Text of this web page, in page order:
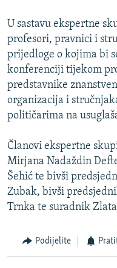
DNEVNO@RSE
SPECIJALI RSE
VIŠE OD NASLOVA
GENOCID U SREBRENICI
POPLAVE I KLIZIŠTA U BIH
TV LIBERTY
POST SCRIPTUM
MOJA EVROPA
TRI DECENIJE OD RATA U BIH
NASTANAK I RASPAD
PRATITE NAS
Sve RFE/RL stranice
U sastavu ekspertne
profesori, pravnici i
prijedloge o kojima bi
konferenciji tijekom
predstavnike
organizacija i
političarima na
Članovi ekspertne
Mirjana Nadaždin
Šehić te bivši
Zubak, bivši
Trnka te suradnik
Podijelite